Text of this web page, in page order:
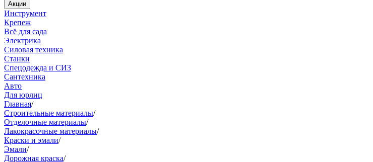
Акции
Инструмент
Крепеж
Всё для сада
Электрика
Силовая техника
Станки
Спецодежда и СИЗ
Сантехника
Авто
Для юрлиц
Главная/
Строительные материалы/
Отделочные материалы/
Лакокрасочные материалы/
Краски и эмали/
Эмали/
Дорожная краска/